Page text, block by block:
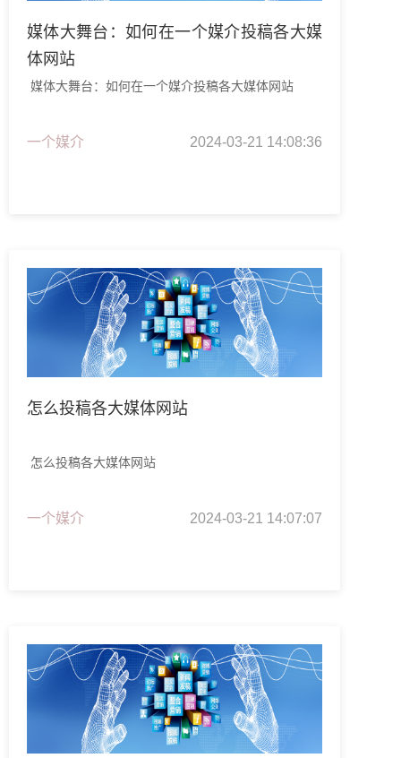
媒体大舞台：如何在一个媒介投稿各大媒
体网站
媒体大舞台：如何在一个媒介投稿各大媒体网站
一个媒介 2024-03-21 14:08:36
怎么投稿各大媒体网站
怎么投稿各大媒体网站
一个媒介 2024-03-21 14:07:07